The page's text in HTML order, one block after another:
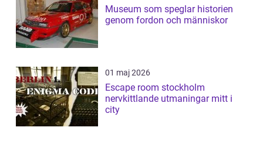
Museum som speglar historien
genom fordon och människor
01 maj 2026
Escape room stockholm
nervkittlande utmaningar mitt i
city